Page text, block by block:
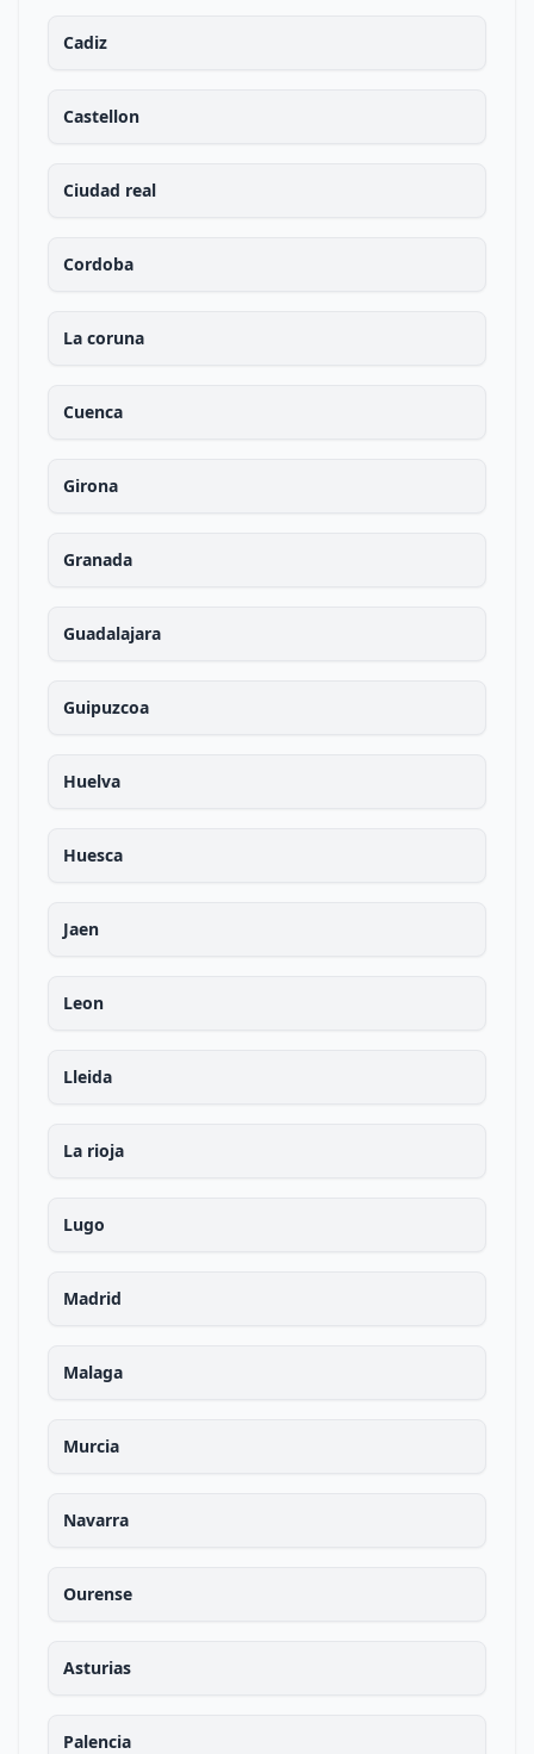
Cadiz
Castellon
Ciudad real
Cordoba
La coruna
Cuenca
Girona
Granada
Guadalajara
Guipuzcoa
Huelva
Huesca
Jaen
Leon
Lleida
La rioja
Lugo
Madrid
Malaga
Murcia
Navarra
Ourense
Asturias
Palencia